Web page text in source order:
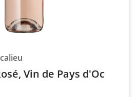
Vin de Pays d'Oc